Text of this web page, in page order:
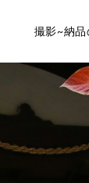
撮影~納品